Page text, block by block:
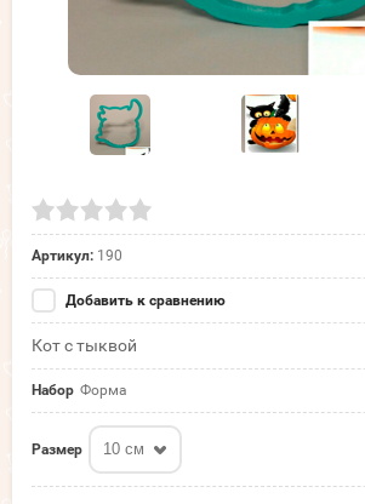
Артикул: 190
Добавить к сравнению
Кот с тыквой
Набор Форма
Размер 10 см